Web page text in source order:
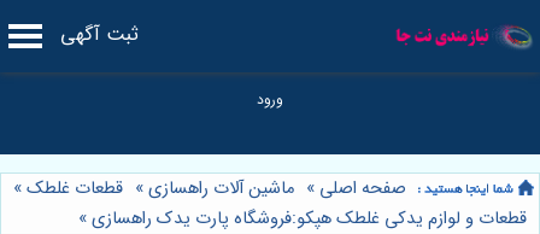
ثبت آگهی
صفحه اصلی » ماشین آلات راهسازی» قطعات غلطک»
قطعات و لوازم یدکی غلطک هپکو:فروشگاه پارت یدک راهسازی»